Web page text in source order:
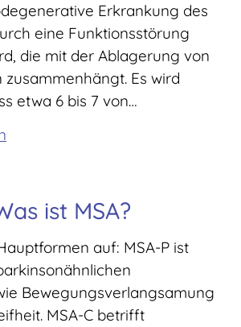
Erkrankung des
eine Funktionsstörung
die mit der Ablagerung von
zusammenhängt. Es wird
etwa 6 bis 7 von…
ist MSA?
auf: MSA-P ist
Bewegungsverlangsamung
MSA-C betrifft